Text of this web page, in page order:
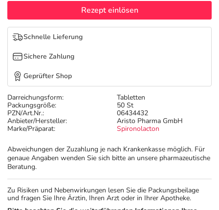
Tierapotheke
Vitamine & Mineralstoffe
Marken
Salus Deals
Darreichungsform:
Tabletten
Packungsgröße:
50 St
PZN/Art.Nr.:
06434432
Anbieter/Hersteller:
Aristo Pharma GmbH
Marke/Präparat:
Spironolacton
Abweichungen der Zuzahlung je nach Krankenkasse möglich. Für
genaue Angaben wenden Sie sich bitte an unsere pharmazeutische
Beratung.
Rezept einlösen
Schnelle Lieferung
Sichere Zahlung
Geprüfter Shop
Zu Risiken und Nebenwirkungen lesen Sie die Packungsbeilage
und fragen Sie Ihre Ärztin, Ihren Arzt oder in Ihrer Apotheke.